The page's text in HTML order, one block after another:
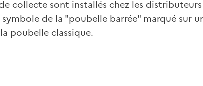
collecte sont installés chez les
symbole de la "poubelle barrée" marqué
poubelle classique.